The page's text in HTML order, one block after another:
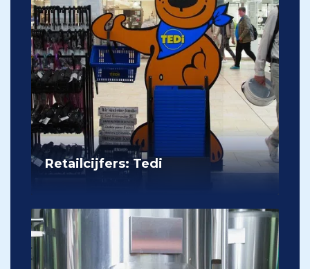
Retailcijfers: Tedi